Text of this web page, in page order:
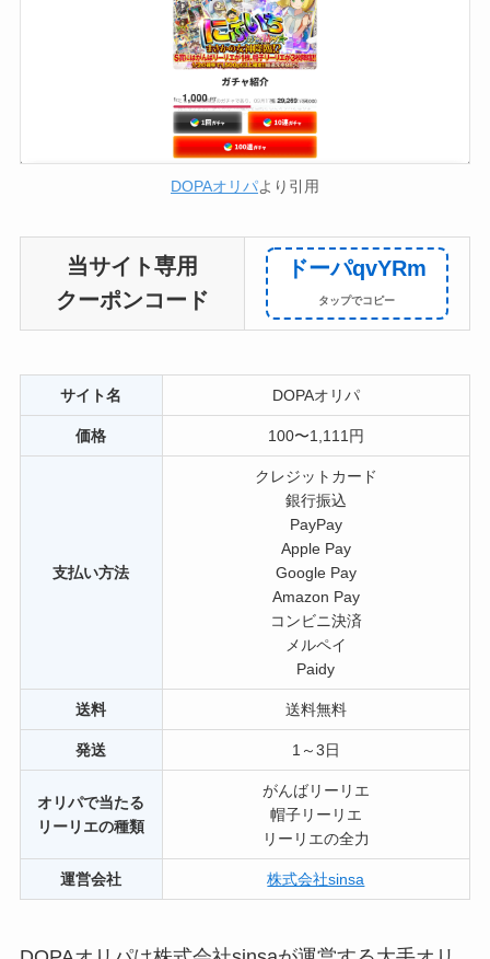
DOPAオリパより引用
当サイト専用
クーポンコード
ドーパqvYRm
サイト名 DOPAオリパ
価格 100〜1,111円
支払い方法
クレジットカード
銀行振込
PayPay
Apple Pay
Google Pay
Amazon Pay
コンビニ決済
メルペイ
Paidy
送料 送料無料
発送 1～3日
オリパで当たる
リーリエの種類
がんばリーリエ
帽子リーリエ
リーリエの全力
運営会社 株式会社sinsa